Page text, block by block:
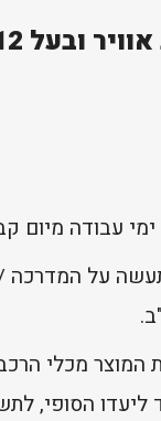
שנות אחריות.
על
המוצר מכלי
הסופי,